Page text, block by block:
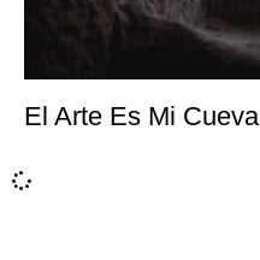
El Arte Es Mi Cueva